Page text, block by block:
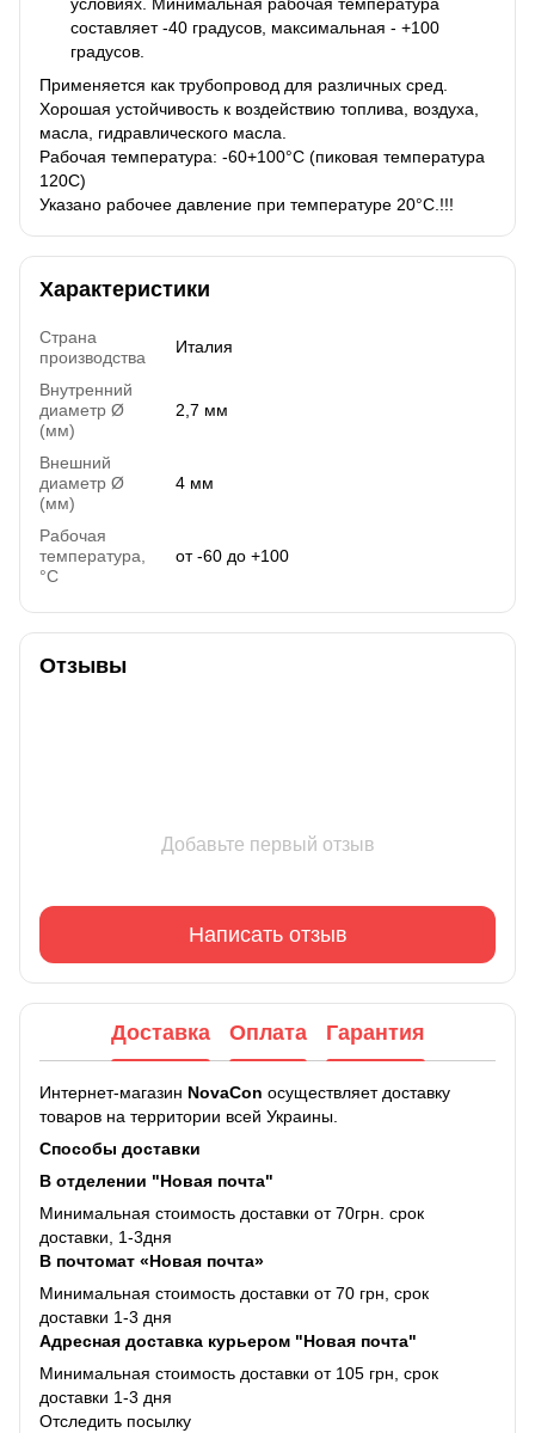
составляет -40 градусов, максимальная - +100
градусов.
Применяется как трубопровод для различных сред.
Хорошая устойчивость к воздействию топлива, воздуха,
масла, гидравлического масла.
Рабочая температура: -60+100°С (пиковая температура
120С)
Указано рабочее давление при температуре 20°С.!!!
Характеристики
Страна
производства
Италия
Внутренний
диаметр Ø
(мм)
2,7 мм
Внешний
диаметр Ø
(мм)
4 мм
Рабочая
температура,
°C
от -60 до +100
Отзывы
Добавьте первый отзыв
Написать отзыв
Доставка Оплата Гарантия
Интернет-магазин NovaCon осуществляет доставку
товаров на территории всей Украины.
Способы доставки
В отделении "Новая почта"
Минимальная стоимость доставки от 70грн. срок
доставки, 1-3дня
В почтомат «Новая почта»
Минимальная стоимость доставки от 70 грн, срок
доставки 1-3 дня
Адресная доставка курьером "Новая почта"
Минимальная стоимость доставки от 105 грн, срок
доставки 1-3 дня
Отследить посылку